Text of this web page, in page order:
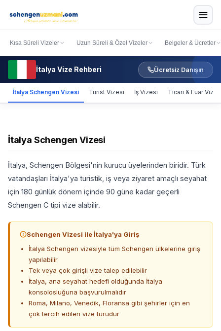
Kısa Süreli Vizeler Uzun Süreli & Özel Vizeler Belgeler & Ücretler
İtalya Vize Rehberi Ücretsiz Danışın
İtalya Schengen Vizesi Turist Vizesi İş Vizesi Ticari & Fuar
İtalya Schengen Vizesi
İtalya, Schengen Bölgesi'nin kurucu üyelerinden biridir. Türk
vatandaşları İtalya'ya turistik, iş veya ziyaret amaçlı seyahat
için 180 günlük dönem içinde 90 güne kadar geçerli
Schengen C tipi vize alabilir.
Schengen Vizesi ile İtalya'ya Giriş
İtalya Schengen vizesiyle tüm Schengen ülkelerine giriş
yapılabilir
Tek veya çok girişli vize talep edilebilir
İtalya, ana seyahat hedefi olduğunda İtalya
konsolosluğuna başvurulmalıdır
Roma, Milano, Venedik, Floransa gibi şehirler için en
çok tercih edilen vize türüdür